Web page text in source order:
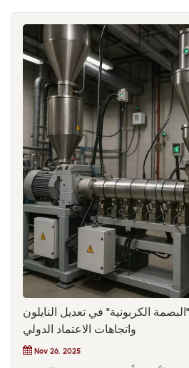
الكربونية" في تعديل النايلون
واتجاهات الاعتماد الدولي
Nov 26, 2025